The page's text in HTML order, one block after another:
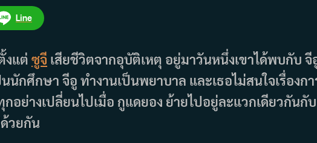
Line
งแต่ ซูจี เสียชีวิตจากอุบัติเหตุ อยู่มาวันหนึ่งเขาได้พบกับ จี
กศึกษา จีอู ทำงานเป็นพยาบาล และเธอไม่สนใจเรื่องกา
อย่างเปลี่ยนไปเมื่อ กูแดยอง ย้ายไปอยู่ละแวกเดียวกันกับ
วยกัน